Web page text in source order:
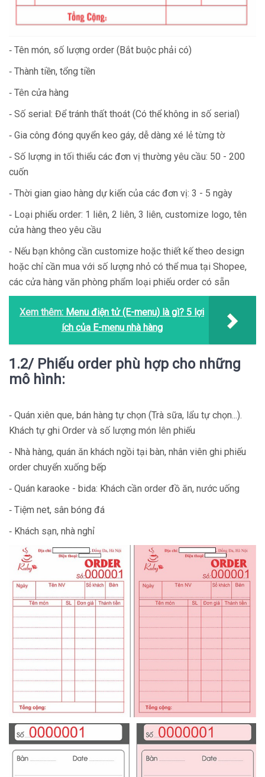
‑ Tên món, số lượng order (Bắt buộc phải có)
‑ Thành tiền, tổng tiền
‑ Tên cửa hàng
‑ Số serial: Để tránh thất thoát (Có thể không in số serial)
‑ Gia công đóng quyển keo gáy, dễ dàng xé lẻ từng tờ
‑ Số lượng in tối thiểu các đơn vị thường yêu cầu: 50 - 200
cuốn
‑ Thời gian giao hàng dự kiến của các đơn vị: 3 - 5 ngày
‑ Loại phiếu order: 1 liên, 2 liên, 3 liên, customize logo, tên
cửa hàng theo yêu cầu
‑ Nếu bạn không cần customize hoặc thiết kế theo design
hoặc chỉ cần mua với số lượng nhỏ có thể mua tại Shopee,
các cửa hàng văn phòng phẩm loại phiếu order có sẵn
Xem thêm: Menu điện tử (E-menu) là gì? 5 lợi
ích của E-menu nhà hàng
1.2/ Phiếu order phù hợp cho những
mô hình:
‑ Quán xiên que, bán hàng tự chọn (Trà sữa, lẩu tự chọn...).
Khách tự ghi Order và số lượng món lên phiếu
‑ Nhà hàng, quán ăn khách ngồi tại bàn, nhân viên ghi phiếu
order chuyển xuống bếp
‑ Quán karaoke - bida: Khách cần order đồ ăn, nước uống
‑ Tiệm net, sân bóng đá
‑ Khách sạn, nhà nghỉ